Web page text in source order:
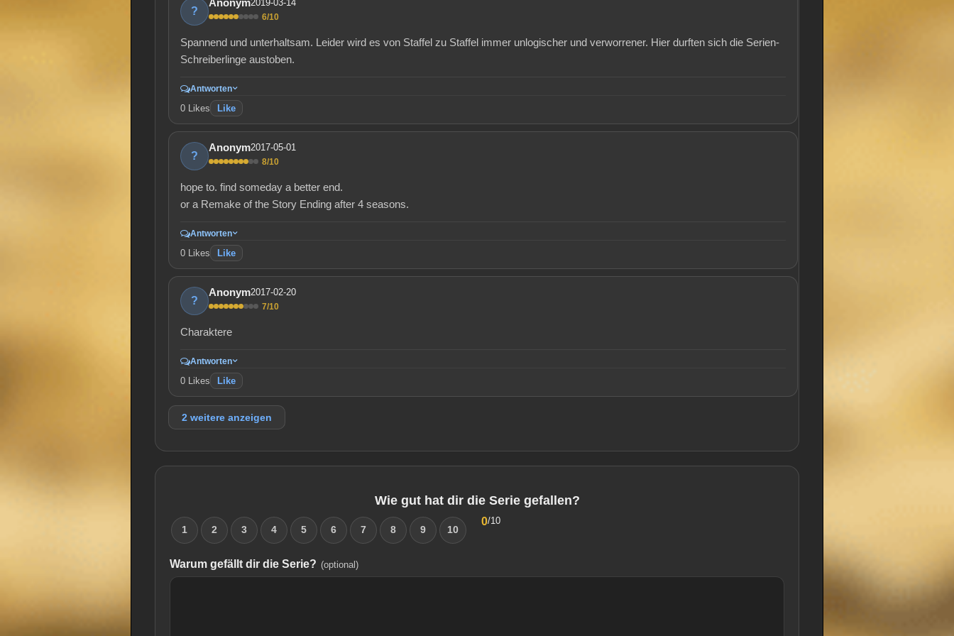
?
Anonym2019-03-14
6/10
Spannend und unterhaltsam. Leider wird es von Staffel zu Staffel immer unlogischer und verworrener. Hier durften sich die Serien-
Schreiberlinge austoben.
Antworten
0 Likes Like
?
Anonym2017-05-01
8/10
hope to. find someday a better end.
or a Remake of the Story Ending after 4 seasons.
Antworten
0 Likes Like
?
Anonym2017-02-20
7/10
Charaktere
Antworten
0 Likes Like
2 weitere anzeigen
Wie gut hat dir die Serie gefallen?
1 2 3 4 5 6 7 8 9 10
0/10
Warum gefällt dir die Serie? (optional)